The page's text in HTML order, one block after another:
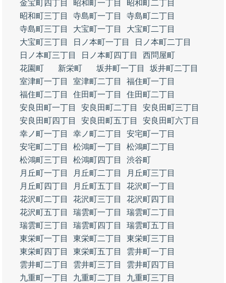
金宝町四丁目
昭和町一丁目
昭和町二丁目
昭和町三丁目
寺島町一丁目
寺島町二丁目
寺島町三丁目
大宝町一丁目
大宝町二丁目
大宝町三丁目
日ノ本町一丁目
日ノ本町二丁目
日ノ本町三丁目
日ノ本町四丁目
西問屋町
花園町
新栄町 坂井町一丁目
坂井町二丁目
室津町一丁目
室津町二丁目
福住町一丁目
福住町二丁目
住田町一丁目
住田町二丁目
安良田町一丁目
安良田町二丁目
安良田町三丁目
安良田町四丁目
安良田町五丁目
安良田町六丁目
幸ノ町一丁目
幸ノ町二丁目
安宅町一丁目
安宅町二丁目
松鴻町一丁目
松鴻町二丁目
松鴻町三丁目
松鴻町四丁目
渋谷町
月丘町一丁目
月丘町二丁目
月丘町三丁目
月丘町四丁目
月丘町五丁目
花沢町一丁目
花沢町二丁目
花沢町三丁目
花沢町四丁目
花沢町五丁目
瑞雲町一丁目
瑞雲町二丁目
瑞雲町三丁目
瑞雲町四丁目
瑞雲町五丁目
東栄町一丁目
東栄町二丁目
東栄町三丁目
東栄町四丁目
東栄町五丁目
雲井町一丁目
雲井町二丁目
雲井町三丁目
雲井町四丁目
九重町一丁目
九重町二丁目
九重町三丁目